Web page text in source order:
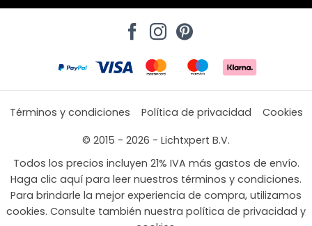
Términos y condiciones Política de privacidad
Cookies
© 2015 - 2026 - Lichtxpert B.V.
Todos los precios incluyen 21% IVA más gastos de envío.
Haga clic aquí para leer nuestros términos y condiciones.
Para brindarle la mejor experiencia de compra, utilizamos
cookies. Consulte también nuestra política de privacidad y